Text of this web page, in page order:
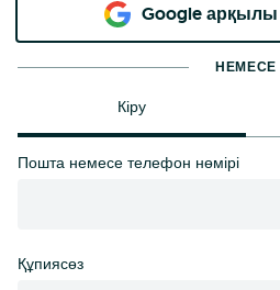
Google
НЕМЕСЕ
Кіру
Пошта немесе телефон нөмірі
Құпиясөз